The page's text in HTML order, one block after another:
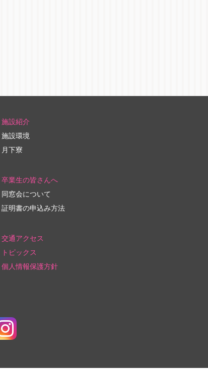
施設紹介
施設環境
月下寮
卒業生の皆さんへ
同窓会について
証明書の申込み方法
交通アクセス
トピックス
個人情報保護方針